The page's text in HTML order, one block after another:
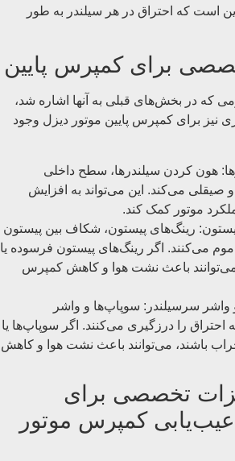
است که احتراق در هر سیلندر به طور
برای کمپرس پایین
که در بخش‌های قبلی به آنها اشاره شد،
برای کمپرس پایین موتور دیزل وجود
هون کردن سیلندرها، سطح داخلی
صیقلی می‌کند. این می‌تواند به افزایش
موتور کمک کند.
رینگ‌های پیستون، شکاف بین پیستون
موم می‌کنند. اگر رینگ‌های پیستون فرسوده یا
می‌توانند باعث نشت هوا و کاهش کمپرس
سرسیلندر: سوپاپ‌ها و واشر
را درزگیری می‌کنند. اگر سوپاپ‌ها یا
باشند، می‌توانند باعث نشت هوا و کاهش
تخصصی برای
عیب‌یابی کمپرس موتور